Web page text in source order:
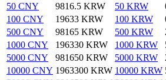
50 CNY
9816.5 KRW 50 KRW
100 CNY
19633 KRW 100 KRW
500 CNY
98165 KRW 500 KRW
1000 CNY
196330 KRW 1000 KRW
5000 CNY
981650 KRW 5000 KRW
10000 CNY 1963300 KRW 10000 KRW